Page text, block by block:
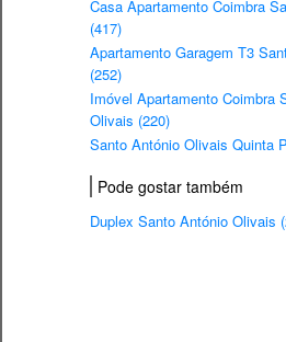
Casa Apartamento Coimbra
(417)
Apartamento Garagem T3
(252)
Imóvel Apartamento Coimbra
Olivais (220)
Santo António Olivais Quinta
Pode gostar também
Duplex Santo António Olivais